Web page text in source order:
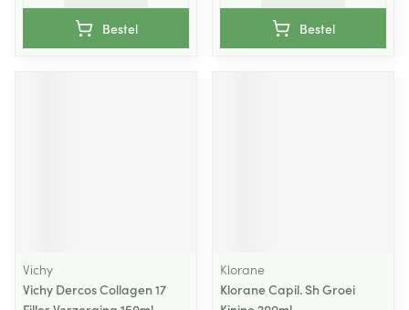
Bestel Bestel
Vichy
Vichy Dercos Collagen 17
Klorane
Klorane Capil. Sh Groei